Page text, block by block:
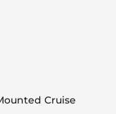
Cruise